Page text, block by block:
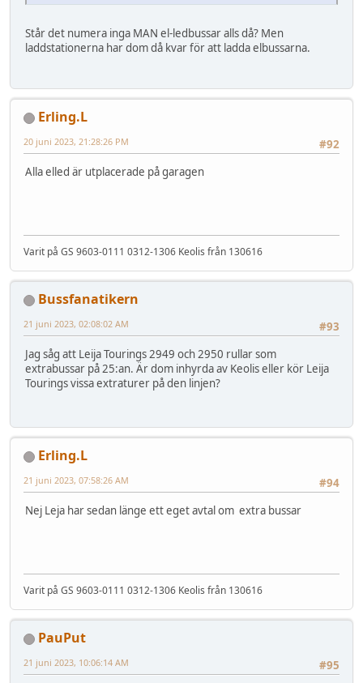
Står det numera inga MAN el-ledbussar alls då? Men
laddstationerna har dom då kvar för att ladda elbussarna.
Erling.L
#92
20 juni 2023, 21:28:26 PM
Alla elled är utplacerade på garagen
Varit på GS 9603-0111 0312-1306 Keolis från 130616
Bussfanatikern
#93
21 juni 2023, 02:08:02 AM
Jag såg att Leija Tourings 2949 och 2950 rullar som
extrabussar på 25:an. Är dom inhyrda av Keolis eller kör Leija
Tourings vissa extraturer på den linjen?
Erling.L
#94
21 juni 2023, 07:58:26 AM
Nej Leja har sedan länge ett eget avtal om extra bussar
Varit på GS 9603-0111 0312-1306 Keolis från 130616
PauPut
#95
21 juni 2023, 10:06:14 AM